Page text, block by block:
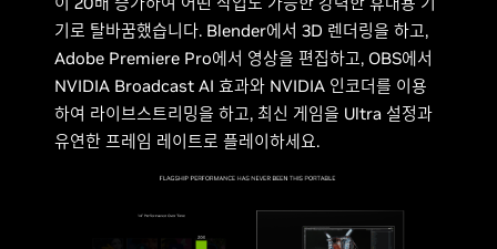
기로 탈바꿈했습니다. Blender에서 3D 렌더링을 하고,
Adobe Premiere Pro에서 영상을 편집하고, OBS에서
NVIDIA Broadcast AI 효과와 NVIDIA 인코더를 이용
하여 라이브스트리밍을 하고, 최신 게임을 Ultra 설정과
유연한 프레임 레이트로 플레이하세요.